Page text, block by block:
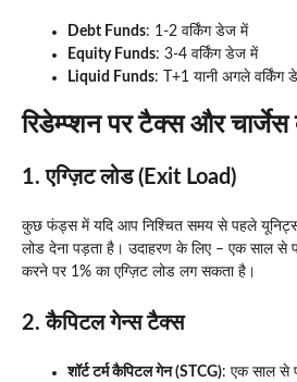
Debt Funds: 1-2 वर्किंग डेज में
Equity Funds: 3-4 वर्किंग डेज में
Liquid Funds: T+1 यानी अगले वर्किंग
रिडेम्प्शन पर टैक्स और
1. एग्ज़िट लोड (Exit Load)
कुछ फंड्स में यदि आप निश्चित समय से पहले यूनिट्स
लोड देना पड़ता है। उदाहरण के लिए – एक साल से
करने पर 1% का एग्ज़िट लोड लग सकता है।
2. कैपिटल गेन्स टैक्स
शॉर्ट टर्म कैपिटल गेन (STCG): एक साल से